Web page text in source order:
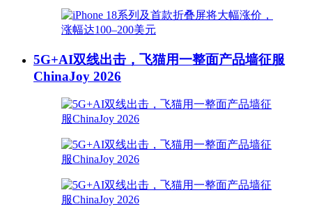
5G+AI双线出击，飞猫用一整面产品墙征服
ChinaJoy 2026